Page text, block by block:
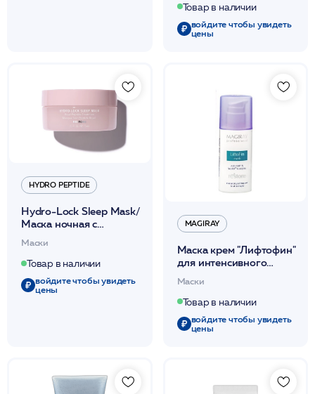
Товар в наличии
войдите чтобы увидеть
цены
HYDRO PEPTIDE
Hydro-Lock Sleep Mask/
Маска ночная с
королевским пептидом
для
интенсив.биоревитализации
75мл /HP
Маски
Товар в наличии
войдите чтобы увидеть
цены
MAGIRAY
Маска крем "Лифтофин"
для интенсивного
осветления кожи 50 мл
/Magiray*
Маски
Товар в наличии
войдите чтобы увидеть
цены